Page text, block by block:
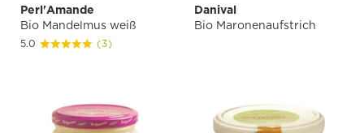
Perl'Amande
Bio Mandelmus weiß
5.0 (3)
Danival
Bio Maronenaufstrich